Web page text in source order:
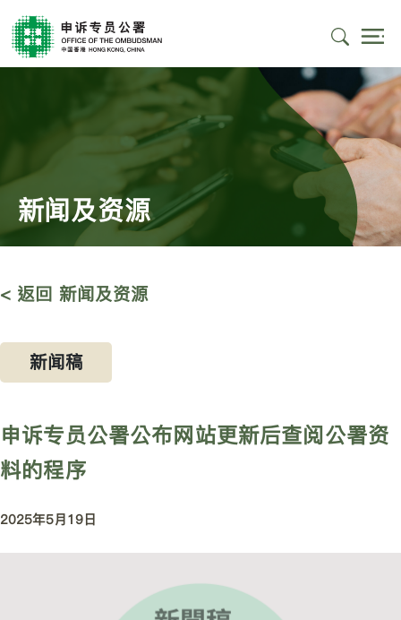
新闻及资源
< 返回 新闻及资源
新闻稿
申诉专员公署公布网站更新后查阅公署资
料的程序
2025年5月19日